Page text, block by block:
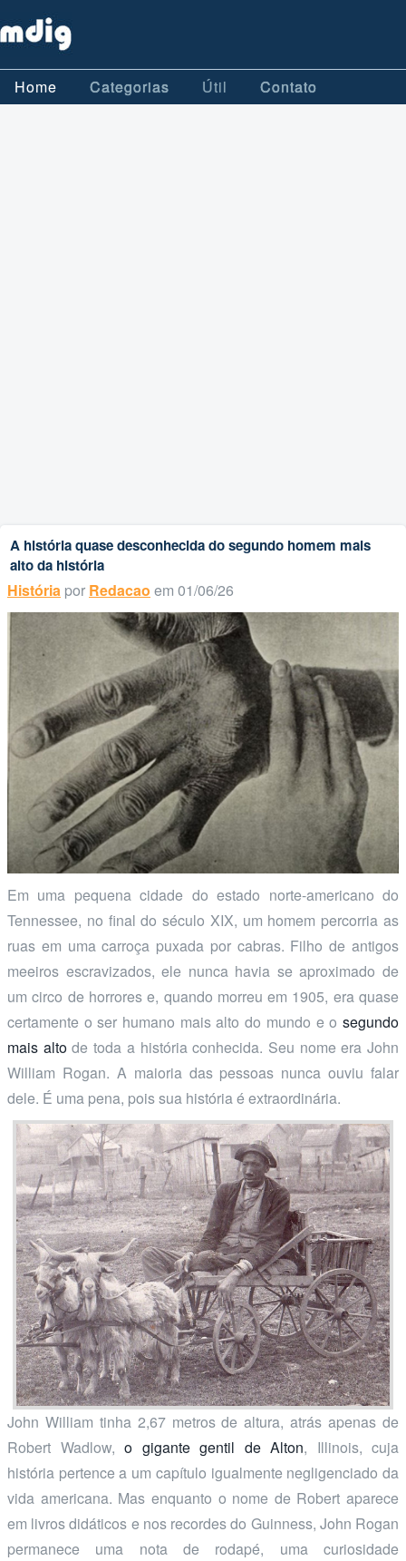
Home Categorias Útil Contato
A história quase desconhecida do segundo homem mais
alto da história
História por Redacao em 01/06/26
Em uma pequena cidade do estado norte-americano do
Tennessee, no final do século XIX, um homem percorria as
ruas em uma carroça puxada por cabras. Filho de antigos
meeiros escravizados, ele nunca havia se aproximado de
um circo de horrores e, quando morreu em 1905, era quase
certamente o ser humano mais alto do mundo e o segundo
mais altode toda a história conhecida. Seu nome era John
William Rogan. A maioria das pessoas nunca ouviu falar
dele. É uma pena, pois sua história é extraordinária.
John William tinha 2,67 metros de altura, atrás apenas de
Robert Wadlow, o gigante gentil de Alton, Illinois, cuja
história pertence a um capítulo igualmente negligenciado da
vida americana. Mas enquanto o nome de Robert aparece
em livros didáticos e nos recordes do Guinness, John Rogan
permanece uma nota de rodapé, uma curiosidade